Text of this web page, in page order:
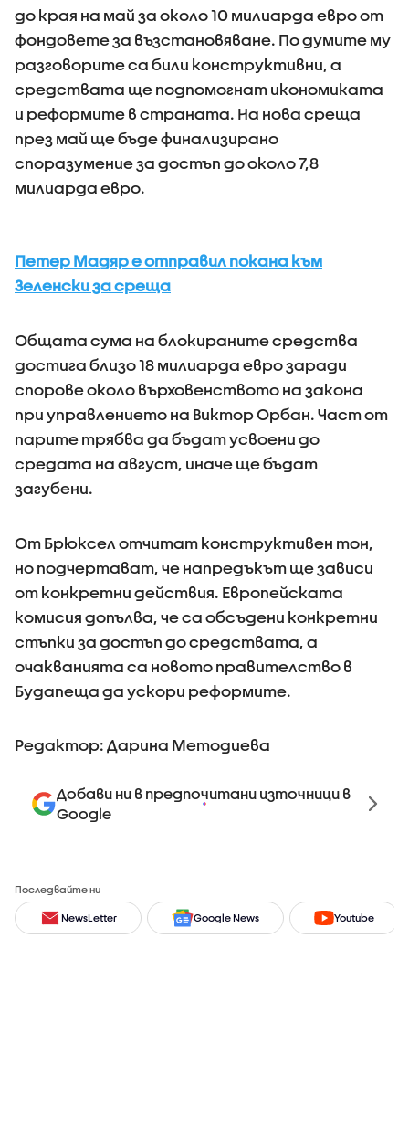
до края на май за около 10 милиарда евро от
фондовете за възстановяване. По думите му
разговорите са били конструктивни, а
средствата ще подпомогнат икономиката
и реформите в страната. На нова среща
през май ще бъде финализирано
споразумение за достъп до около 7,8
милиарда евро.
Петер Мадяр е отправил покана към
Зеленски за среща
Общата сума на блокираните средства
достига близо 18 милиарда евро заради
спорове около върховенството на закона
при управлението на Виктор Орбан. Част от
парите трябва да бъдат усвоени до
средата на август, иначе ще бъдат
загубени.
От Брюксел отчитат конструктивен тон,
но подчертават, че напредъкът ще зависи
от конкретни действия. Европейската
комисия допълва, че са обсъдени конкретни
стъпки за достъп до средствата, а
очакванията са новото правителство в
Будапеща да ускори реформите.
Редактор: Дарина Методиева
Добави ни в предпочитани източници в
Google
Последвайте ни
NewsLetter Google News Youtube